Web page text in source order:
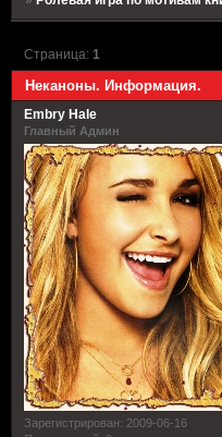
Неканоны. Информация.
Страница:1
Embry Hale
Главный Админ
Зарегистрирован: 2009-06-16